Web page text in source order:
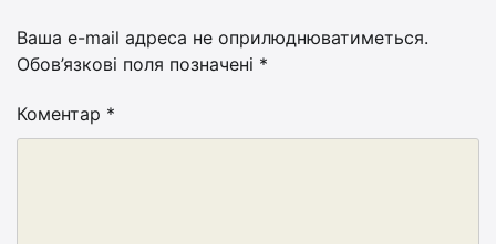
Ваша e-mail адреса не оприлюднюватиметься.
Обов’язкові поля позначені *
Коментар *